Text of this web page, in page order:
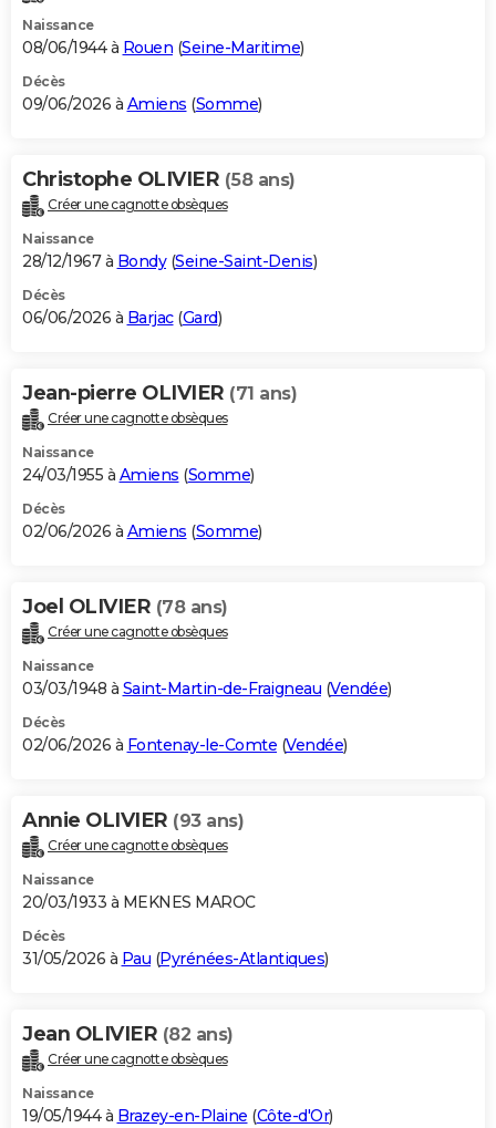
Naissance
08/06/1944 à Rouen (Seine-Maritime)
Décès
09/06/2026 à Amiens (Somme)
Christophe OLIVIER (58 ans)
Créer une cagnotte obsèques
Naissance
28/12/1967 à Bondy(Seine-Saint-Denis)
Décès
06/06/2026 à Barjac(Gard)
Jean-pierre OLIVIER (71 ans)
Créer une cagnotte obsèques
Naissance
24/03/1955 à Amiens (Somme)
Décès
02/06/2026 à Amiens (Somme)
Joel OLIVIER (78 ans)
Créer une cagnotte obsèques
Naissance
03/03/1948 à Saint-Martin-de-Fraigneau (Vendée)
Décès
02/06/2026 à Fontenay-le-Comte (Vendée)
Annie OLIVIER (93 ans)
Créer une cagnotte obsèques
Naissance
20/03/1933 à MEKNES MAROC
Décès
31/05/2026 à Pau (Pyrénées-Atlantiques)
Jean OLIVIER (82 ans)
Créer une cagnotte obsèques
Naissance
19/05/1944 à Brazey-en-Plaine (Côte-d'Or)